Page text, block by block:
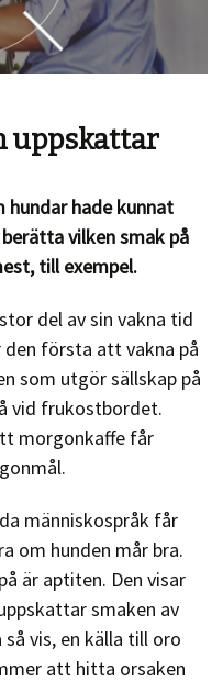
uppskattar
hade kunnat
vilken smak på
till exempel.
del av sin vakna tid
den första att vakna på
som utgör sällskap på
vid frukostbordet.
morgonkaffe får
människospråk får
om hunden mår bra.
är aptiten. Den visar
smaken av
vis, en källa till oro
att hitta orsaken